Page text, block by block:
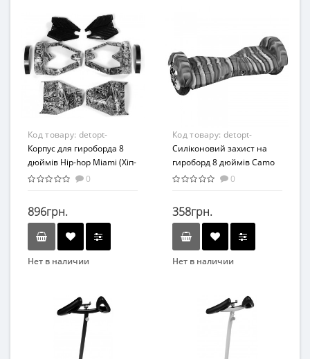
Код товару: detopt-
876324
Корпус для гироборда 8
дюймів Hip-hop Miami (Хіп-
Хоп Оранжевий)
0
896грн.
Нет в наличии
Код товару: detopt-
876308
Силіконовий захист на
гироборд 8 дюймів Camo
(Хакі)
0
358грн.
Нет в наличии